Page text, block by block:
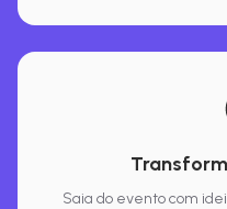
Saia do evento com